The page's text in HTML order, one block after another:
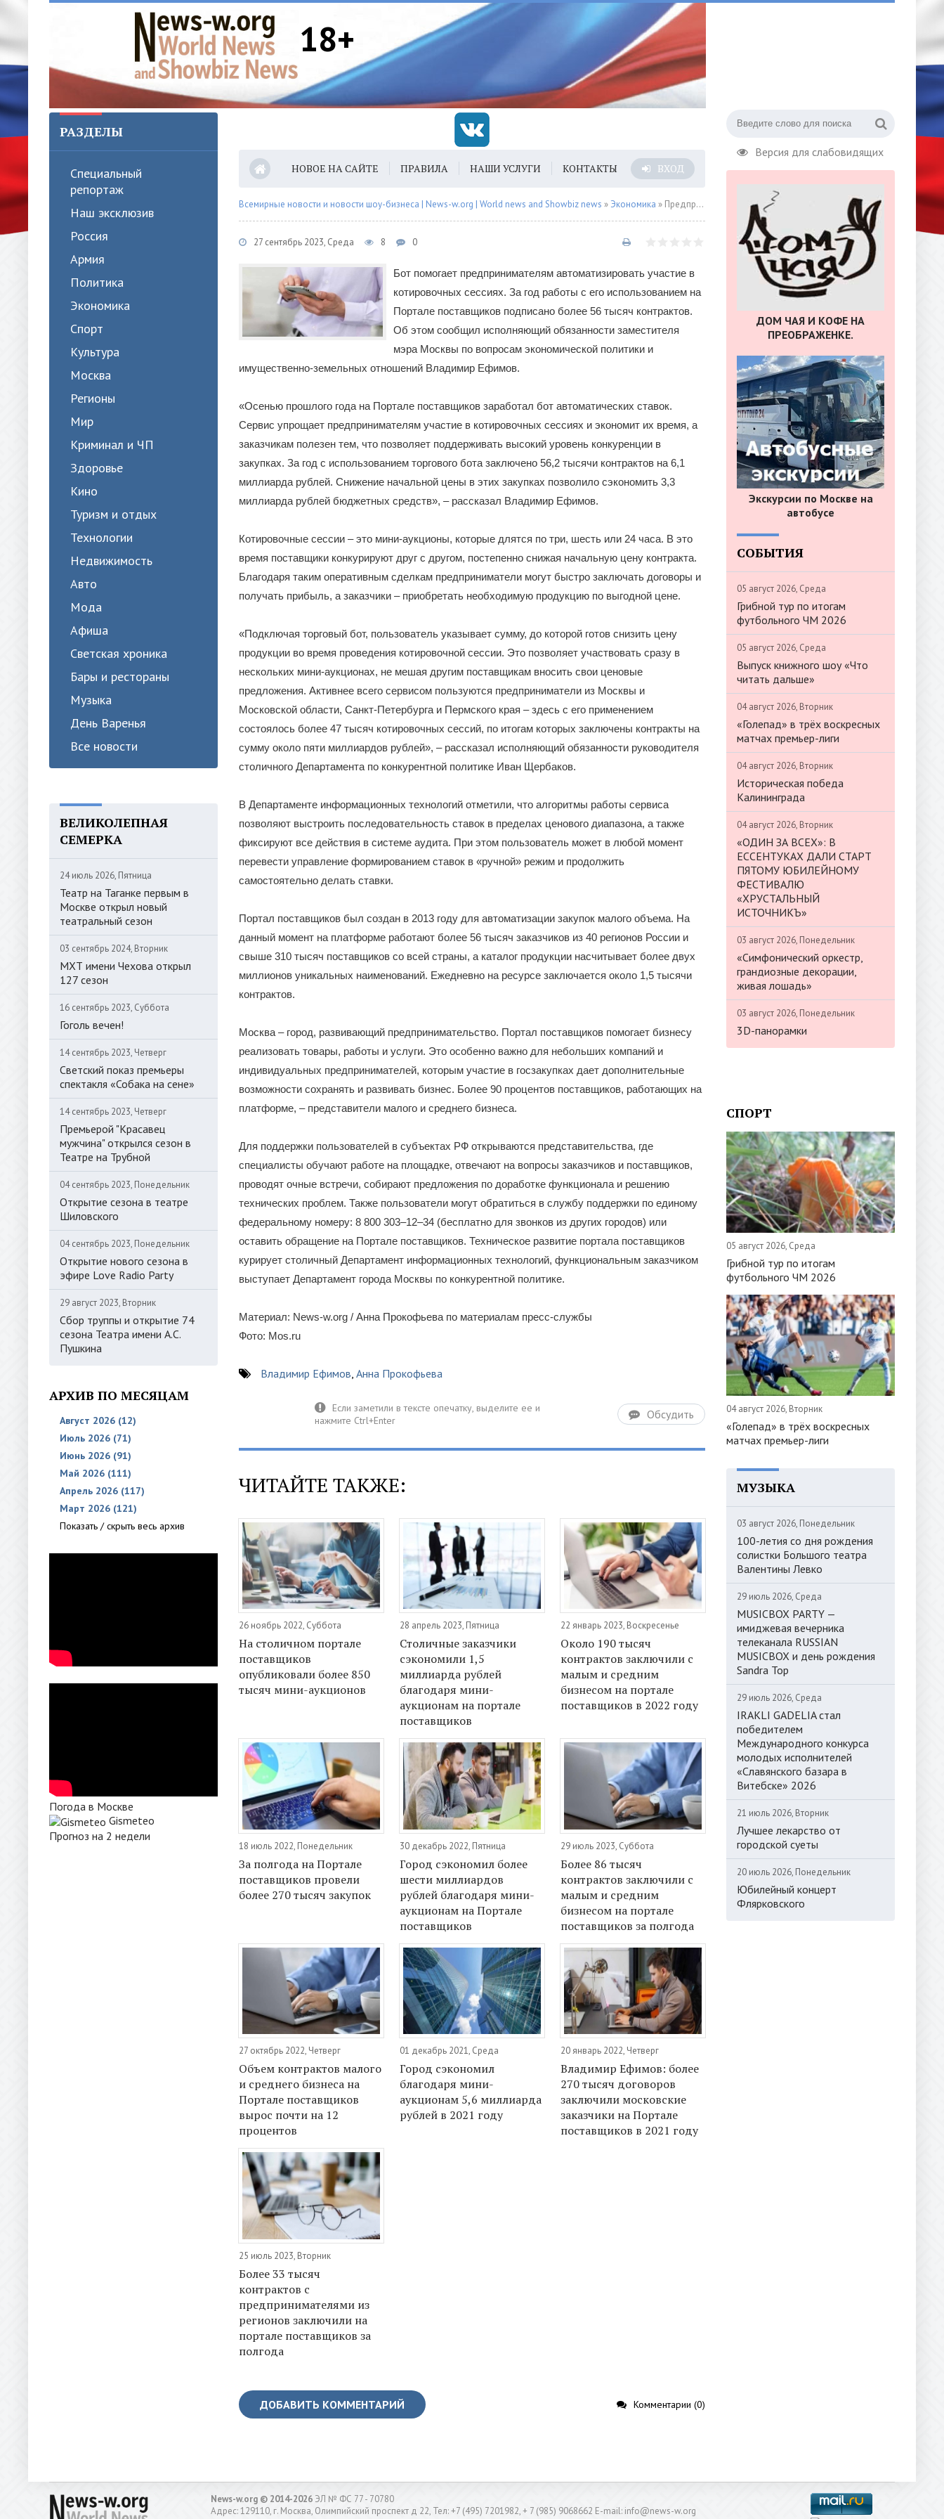
18+
Версия для слабовидящих
РАЗДЕЛЫ
Специальный
репортаж
Наш эксклюзив
Россия
Армия
Политика
Экономика
Спорт
Культура
Москва
Регионы
Мир
Криминал и ЧП
Здоровье
Кино
Туризм и отдых
Технологии
Недвижимость
Авто
Мода
Афиша
Светская хроника
Бары и рестораны
Музыка
День Варенья
Все новости
ВЕЛИКОЛЕПНАЯ
СЕМЕРКА
24 июль 2026, Пятница
Театр на Таганке первым в
Москве открыл новый
театральный сезон
03 сентябрь 2024, Вторник
МХТ имени Чехова открыл
127 сезон
16 сентябрь 2023, Суббота
Гоголь вечен!
14 сентябрь 2023, Четверг
Светский показ премьеры
спектакля «Собака на сене»
14 сентябрь 2023, Четверг
Премьерой "Красавец
мужчина" открылся сезон в
Театре на Трубной
04 сентябрь 2023, Понедельник
Открытие сезона в театре
Шиловского
04 сентябрь 2023, Понедельник
Открытие нового сезона в
эфире Love Radio Party
29 август 2023, Вторник
Сбор труппы и открытие 74
сезона Театра имени А.С.
Пушкина
АРХИВ ПО МЕСЯЦАМ
Август 2026 (12)
Июль 2026 (71)
Июнь 2026 (91)
Май 2026 (111)
Апрель 2026 (117)
Март 2026 (121)
Показать / скрыть весь архив
Погода в Москве
Gismeteo
Прогноз на 2 недели
НОВОЕ НА САЙТЕ ПРАВИЛА НАШИ УСЛУГИ КОНТАКТЫ ВХОД
Всемирные новости и новости шоу-бизнеса | News-w.org | World news and Showbiz news » Экономика » Предприниматели заключили более 56 тысяч контрактов с помощью торгового бота на столичном портале поставщиков
27 сентябрь 2023, Среда 8 0
Бот помогает предпринимателям автоматизировать участие в
котировочных сессиях. За год работы с его использованием на
Портале поставщиков подписано более 56 тысяч контрактов.
Об этом сообщил исполняющий обязанности заместителя
мэра Москвы по вопросам экономической политики и
имущественно-земельных отношений Владимир Ефимов.
«Осенью прошлого года на Портале поставщиков заработал бот автоматических ставок.
Сервис упрощает предпринимателям участие в котировочных сессиях и экономит их время, а
заказчикам полезен тем, что позволяет поддерживать высокий уровень конкуренции в
закупках. За год с использованием торгового бота заключено 56,2 тысячи контрактов на 6,1
миллиарда рублей. Снижение начальной цены в этих закупках позволило сэкономить 3,3
миллиарда рублей бюджетных средств», – рассказал Владимир Ефимов.
Котировочные сессии – это мини-аукционы, которые длятся по три, шесть или 24 часа. В это
время поставщики конкурируют друг с другом, постепенно снижая начальную цену контракта.
Благодаря таким оперативным сделкам предприниматели могут быстро заключать договоры и
получать прибыль, а заказчики – приобретать необходимую продукцию по выгодной цене.
«Подключая торговый бот, пользователь указывает сумму, до которой готов снизить цену
продукции во время проведения котировочной сессии. Это позволяет участвовать сразу в
нескольких мини-аукционах, не мешая другим поставщикам вносить свои ценовые
предложения. Активнее всего сервисом пользуются предприниматели из Москвы и
Московской области, Санкт-Петербурга и Пермского края – здесь с его применением
состоялось более 47 тысяч котировочных сессий, по итогам которых заключены контракты на
сумму около пяти миллиардов рублей», – рассказал исполняющий обязанности руководителя
столичного Департамента по конкурентной политике Иван Щербаков.
В Департаменте информационных технологий отметили, что алгоритмы работы сервиса
позволяют выстроить последовательность ставок в пределах ценового диапазона, а также
фиксируют все действия в системе аудита. При этом пользователь может в любой момент
перевести управление формированием ставок в «ручной» режим и продолжить
самостоятельно делать ставки.
Портал поставщиков был создан в 2013 году для автоматизации закупок малого объема. На
данный момент на платформе работают более 56 тысяч заказчиков из 40 регионов России и
свыше 310 тысяч поставщиков со всей страны, а каталог продукции насчитывает более двух
миллионов уникальных наименований. Ежедневно на ресурсе заключается около 1,5 тысячи
контрактов.
Москва – город, развивающий предпринимательство. Портал поставщиков помогает бизнесу
реализовать товары, работы и услуги. Это особенно важно для небольших компаний и
индивидуальных предпринимателей, которым участие в госзакупках дает дополнительные
возможности сохранять и развивать бизнес. Более 90 процентов поставщиков, работающих на
платформе, – представители малого и среднего бизнеса.
Для поддержки пользователей в субъектах РФ открываются представительства, где
специалисты обучают работе на площадке, отвечают на вопросы заказчиков и поставщиков,
проводят очные встречи, собирают предложения по доработке функционала и решению
технических проблем. Также пользователи могут обратиться в службу поддержки по единому
федеральному номеру: 8 800 303–12–34 (бесплатно для звонков из других городов) или
оставить обращение на Портале поставщиков. Техническое развитие портала поставщиков
курирует столичный Департамент информационных технологий, функциональным заказчиком
выступает Департамент города Москвы по конкурентной политике.
Материал: News-w.org / Анна Прокофьева по материалам пресс-службы
Фото: Mos.ru
Владимир Ефимов, Анна Прокофьева
Обсудить
ЧИТАЙТЕ ТАКЖЕ:
26 ноябрь 2022, Суббота
На столичном портале
поставщиков
опубликовали более 850
тысяч мини-аукционов
28 апрель 2023, Пятница
Столичные заказчики
сэкономили 1,5
миллиарда рублей
благодаря мини-
аукционам на портале
поставщиков
22 январь 2023, Воскресенье
Около 190 тысяч
контрактов заключили с
малым и средним
бизнесом на портале
поставщиков в 2022 году
18 июль 2022, Понедельник
За полгода на Портале
поставщиков провели
более 270 тысяч закупок
30 декабрь 2022, Пятница
Город сэкономил более
шести миллиардов
рублей благодаря мини-
аукционам на Портале
поставщиков
29 июль 2023, Суббота
Более 86 тысяч
контрактов заключили с
малым и средним
бизнесом на портале
поставщиков за полгода
27 октябрь 2022, Четверг
Объем контрактов малого
и среднего бизнеса на
Портале поставщиков
вырос почти на 12
процентов
01 декабрь 2021, Среда
Город сэкономил
благодаря мини-
аукционам 5,6 миллиарда
рублей в 2021 году
20 январь 2022, Четверг
Владимир Ефимов: более
270 тысяч договоров
заключили московские
заказчики на Портале
поставщиков в 2021 году
25 июль 2023, Вторник
Более 33 тысяч
контрактов с
предпринимателями из
регионов заключили на
портале поставщиков за
полгода
ДОБАВИТЬ КОММЕНТАРИЙ Комментарии (0)
ДОМ ЧАЯ И КОФЕ НА
ПРЕОБРАЖЕНКЕ.
Экскурсии по Москве на
автобусе
СОБЫТИЯ
05 август 2026, Среда
Грибной тур по итогам
футбольного ЧМ 2026
05 август 2026, Среда
Выпуск книжного шоу «Что
читать дальше»
04 август 2026, Вторник
«Голепад» в трёх воскресных
матчах премьер-лиги
04 август 2026, Вторник
Историческая победа
Калининграда
04 август 2026, Вторник
«ОДИН ЗА ВСЕХ»: В
ЕССЕНТУКАХ ДАЛИ СТАРТ
ПЯТОМУ ЮБИЛЕЙНОМУ
ФЕСТИВАЛЮ
«ХРУСТАЛЬНЫЙ
ИСТОЧНИКЪ»
03 август 2026, Понедельник
«Симфонический оркестр,
грандиозные декорации,
живая лошадь»
03 август 2026, Понедельник
3D-панорамки
СПОРТ
05 август 2026, Среда
Грибной тур по итогам
футбольного ЧМ 2026
04 август 2026, Вторник
«Голепад» в трёх воскресных
матчах премьер-лиги
МУЗЫКА
03 август 2026, Понедельник
100-летия со дня рождения
солистки Большого театра
Валентины Левко
29 июль 2026, Среда
MUSICBOX PARTY —
имиджевая вечерника
телеканала RUSSIAN
MUSICBOX и день рождения
Sandra Top
29 июль 2026, Среда
IRAKLI GADELIA стал
победителем
Международного конкурса
молодых исполнителей
«Славянского базара в
Витебске» 2026
21 июль 2026, Вторник
Лучшее лекарство от
городской суеты
20 июль 2026, Понедельник
Юбилейный концерт
Флярковского
News-w.org © 2014-2026 ЭЛ № ФС 77 - 70780
Адрес: 129110, г. Москва, Олимпийский проспект д 22, Тел: +7 (495) 7201982, + 7 (985) 9068662 E-mail: info@news-w.org